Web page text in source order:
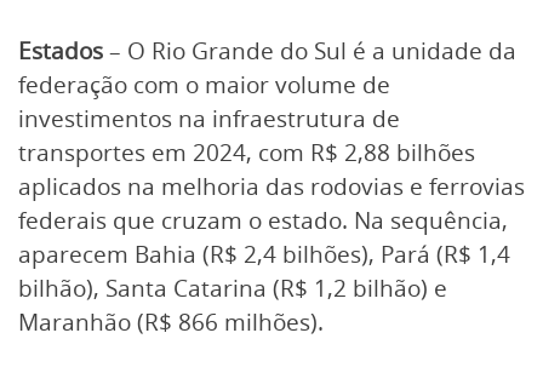
Estados– O Rio Grande do Sul é a unidade da
federação com o maior volume de
investimentos na infraestrutura de
transportes em 2024, com R$ 2,88 bilhões
aplicados na melhoria das rodovias e ferrovias
federais que cruzam o estado. Na sequência,
aparecem Bahia (R$ 2,4 bilhões), Pará (R$ 1,4
bilhão), Santa Catarina (R$ 1,2 bilhão) e
Maranhão (R$ 866 milhões).